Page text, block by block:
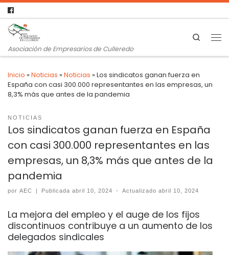
Asociación de Empresarios de Culleredo
Search
Inicio »Noticias »Noticias »Los sindicatos ganan fuerza en
España con casi 300.000 representantes en las empresas, un
8,3% más que antes de la pandemia
NOTICIAS
Los sindicatos ganan fuerza en España
con casi 300.000 representantes en las
empresas, un 8,3% más que antes de la
pandemia
por AEC | Publicadaabril 10, 2024 - Actualizadoabril 10, 2024
La mejora del empleo y el auge de los fijos
discontinuos contribuye a un aumento de los
delegados sindicales